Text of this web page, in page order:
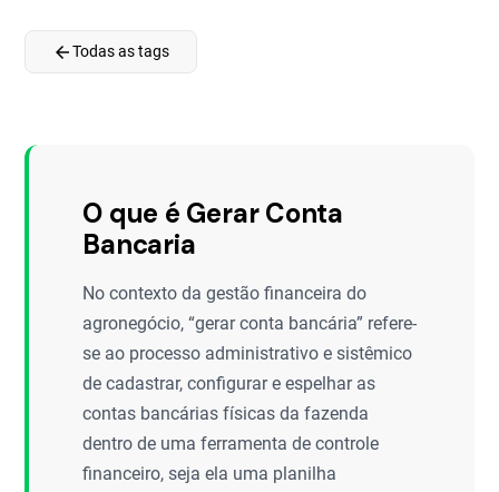
arrow_backTodas as tags
O que é Gerar Conta
Bancaria
No contexto da gestão financeira do
agronegócio, “gerar conta bancária” refere-
se ao processo administrativo e sistêmico
de cadastrar, configurar e espelhar as
contas bancárias físicas da fazenda
dentro de uma ferramenta de controle
financeiro, seja ela uma planilha